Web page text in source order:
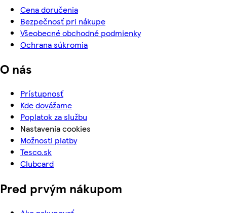
Cena doručenia
Bezpečnosť pri nákupe
Všeobecné obchodné podmienky
Ochrana súkromia
O nás
Prístupnosť
Kde dovážame
Poplatok za službu
Nastavenia cookies
Možnosti platby
Tesco.sk
Clubcard
Pred prvým nákupom